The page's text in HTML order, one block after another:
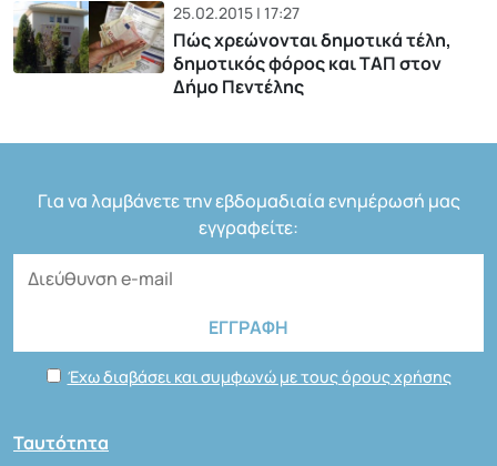
25.02.2015 | 17:27
Πώς χρεώνονται δημοτικά τέλη,
δημοτικός φόρος και ΤΑΠ στον
Δήμο Πεντέλης
Για να λαμβάνετε την εβδομαδιαία ενημέρωσή μας
εγγραφείτε:
Έχω διαβάσει και συμφωνώ με τους όρους χρήσης
Ταυτότητα